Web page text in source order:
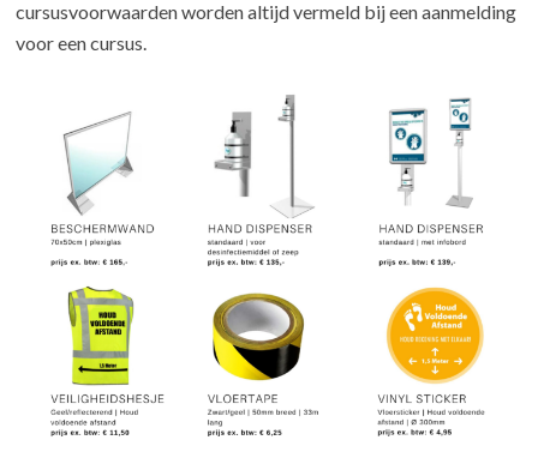
cursusvoorwaarden worden altijd vermeld bij een aanmelding
voor een cursus.